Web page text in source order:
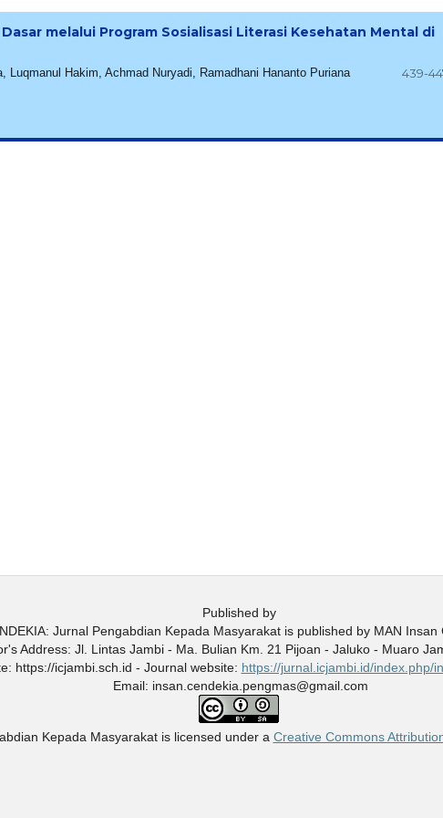
melalui Program Sosialisasi Literasi Kesehatan Mental di
Luqmanul Hakim, Achmad Nuryadi, Ramadhani Hananto Puriana 439-
Published by
Jurnal Pengabdian Kepada Masyarakat is published by MAN
Address: Jl. Lintas Jambi - Ma. Bulian Km. 21 Pijoan - Jaluko - Muaro
https://icjambi.sch.id - Journal website: https://jurnal.icjambi.id/index.php/
Email: insan.cendekia.pengmas@gmail.com
Kepada Masyarakatis licensed under a Creative Commons